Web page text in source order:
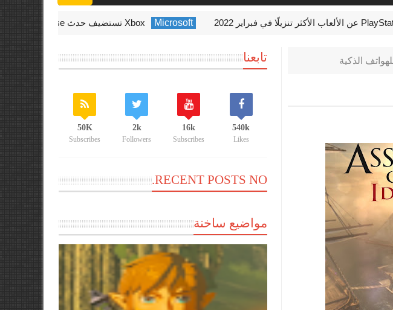
Microsoft Xbox تستضيف حدث Indie Showcase الأسبوع المقبل
تابعنا
540k
Likes
16k
Subscribes
2k
Followers
50K
Subscribes
RECENT POSTS NO.
مواضيع ساخنة